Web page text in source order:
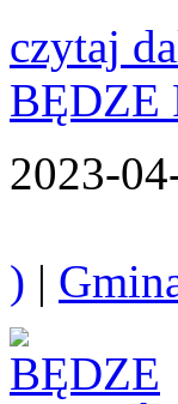
czytaj
BĘDZE
2023-
) |